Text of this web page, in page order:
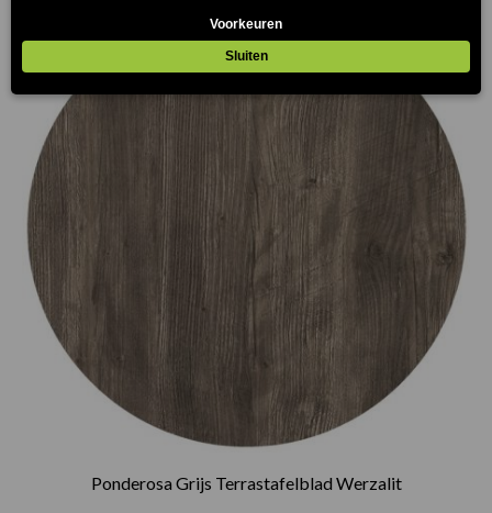
Ponderosa Grijs Terrastafelblad Werzalit
€165.00